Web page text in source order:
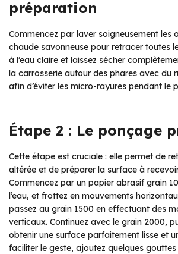
préparation
Commencez par laver soigneusement les
chaude savonneuse pour retracer toutes
à l’eau claire et laissez sécher
la carrosserie autour des phares avec du
afin d’éviter les micro-rayures pendant le
Étape 2 : Le ponçage
Cette étape est cruciale : elle permet de
altérée et de préparer la surface à
Commencez par un papier abrasif grain
l’eau, et frottez en mouvements
passez au grain 1500 en effectuant des
verticaux. Continuez avec le grain 2000,
obtenir une surface parfaitement lisse et
faciliter le geste, ajoutez quelques